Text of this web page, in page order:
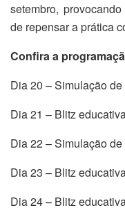
setembro,
de repensar a prática
Confira a
Dia 20 – Simulação
Dia 21 – Blitz
Dia 22 – Simulação
Dia 23 – Blitz
Dia 24 – Blitz